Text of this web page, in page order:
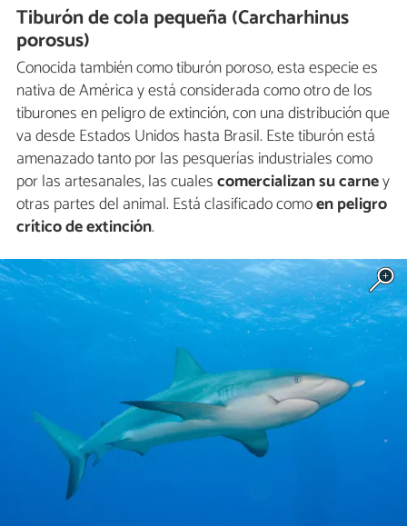
Tiburón de cola pequeña (Carcharhinus
porosus)
Conocida también como tiburón poroso, esta especie es
nativa de América y está considerada como otro de los
tiburones en peligro de extinción, con una distribución que
va desde Estados Unidos hasta Brasil. Este tiburón está
amenazado tanto por las pesquerías industriales como
por las artesanales, las cualescomercializan su carney
otras partes del animal. Está clasificado comoen peligro
crítico de extinción.